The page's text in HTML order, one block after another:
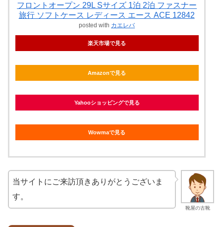
フロントオープン 29L Sサイズ 1泊 2泊 ファスナー
旅行 ソフトケース レディース エース ACE 12842
posted with カエレバ
楽天市場で見る
Amazonで見る
Yahooショッピングで見る
Wowmaで見る
靴屋の古靴
当サイトにご来訪頂きありがとうございま
す。